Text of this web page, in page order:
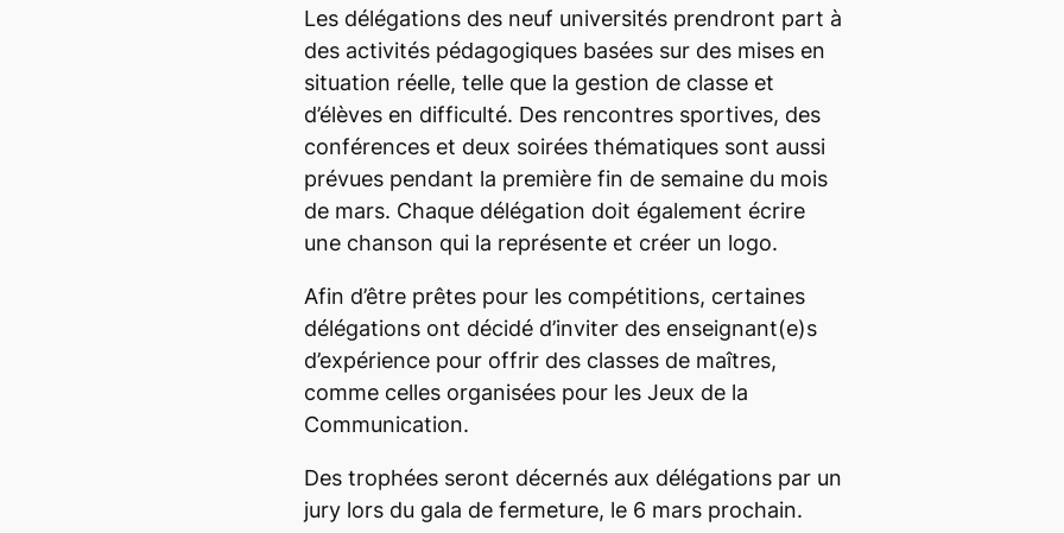
Les délégations des neuf universités prendront part à
des activités pédagogiques basées sur des mises en
situation réelle, telle que la gestion de classe et
d’élèves en difficulté. Des rencontres sportives, des
conférences et deux soirées thématiques sont aussi
prévues pendant la première fin de semaine du mois
de mars. Chaque délégation doit également écrire
une chanson qui la représente et créer un logo.
Afin d’être prêtes pour les compétitions, certaines
délégations ont décidé d’inviter des enseignant(e)s
d’expérience pour offrir des classes de maîtres,
comme celles organisées pour les Jeux de la
Communication.
Des trophées seront décernés aux délégations par un
jury lors du gala de fermeture, le 6 mars prochain.